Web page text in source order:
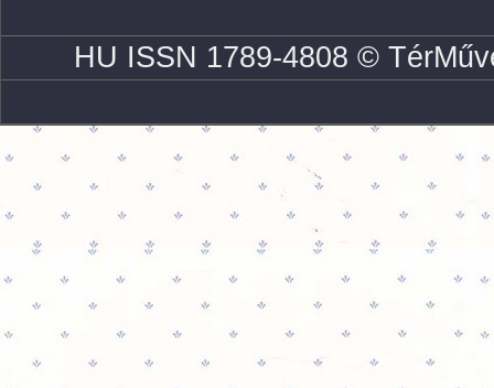
HU ISSN 1789-4808 ©